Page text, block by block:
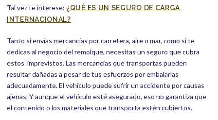
Tal vez te interese: ¿QUÉ ES UN SEGURO DE CARGA
INTERNACIONAL?
Tanto si envías mercancías por carretera, aire o mar, como si te
dedicas al negocio del remolque, necesitas un seguro que cubra
estos imprevistos. Las mercancías que transportas pueden
resultar dañadas a pesar de tus esfuerzos por embalarlas
adecuadamente. El vehículo puede sufrir un accidente por causas
ajenas. Y aunque el vehículo esté asegurado, eso no garantiza que
el contenido o los materiales que transporta estén cubiertos.